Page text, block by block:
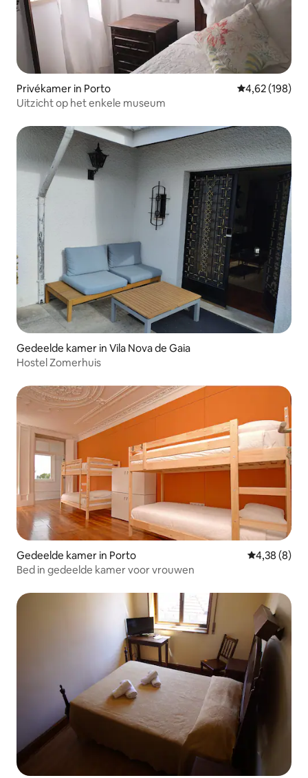
Privékamer in Porto Gemiddelde
4,62 (198)
Uitzicht op het enkele museum
Gedeelde kamer in Vila Nova de Gaia
Hostel Zomerhuis
Gedeelde kamer in Porto Gemiddelde
4,38 (8)
Bed in gedeelde kamer voor vrouwen